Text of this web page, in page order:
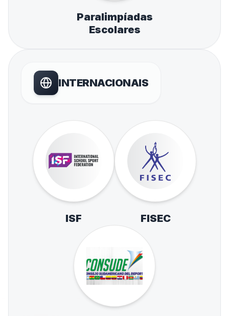
Paralimpíadas
Escolares
INTERNACIONAIS
ISF FISEC